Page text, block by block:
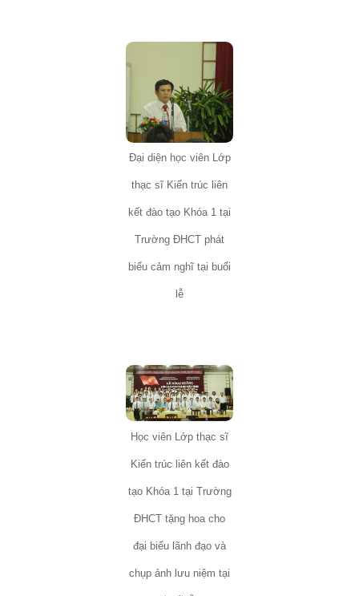
Đại diện học viên Lớp
thạc sĩ Kiến trúc liên
kết đào tạo Khóa 1 tại
Trường ĐHCT phát
biểu cảm nghĩ tại buổi
lễ
Học viên Lớp thạc sĩ
Kiến trúc liên kết đào
tạo Khóa 1 tại Trường
ĐHCT tặng hoa cho
đại biểu lãnh đạo và
chụp ảnh lưu niệm tại